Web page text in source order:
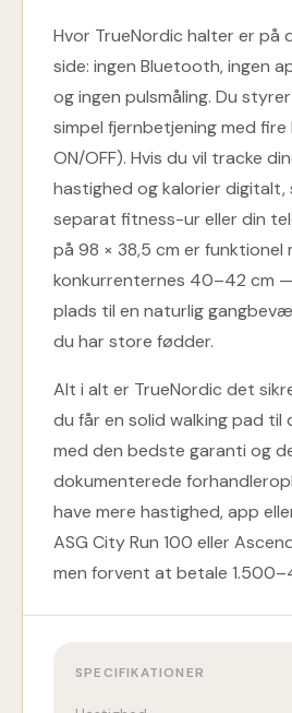
Hvor TrueNordic halter er på
side: ingen Bluetooth, ingen
og ingen pulsmåling. Du
simpel fjernbetjening med fire
ON/OFF). Hvis du vil tracke
hastighed og kalorier digitalt,
separat fitness-ur eller din
på 98 × 38,5 cm er funktionel
konkurrenternes 40–42 cm
plads til en naturlig
du har store fødder.
Alt i alt er TrueNordic det
du får en solid walking pad til
med den bedste garanti og
dokumenterede
have mere hastighed, app
ASG City Run 100 eller
men forvent at betale
SPECIFIKATIONER